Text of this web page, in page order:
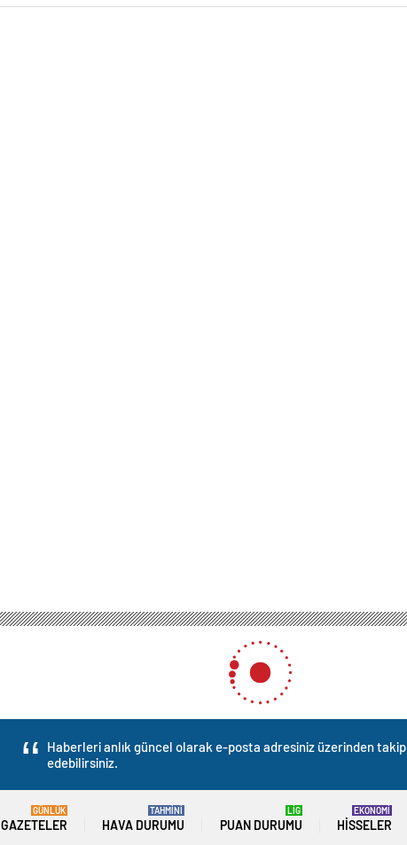
Haberleri anlık güncel olarak e-posta adresiniz üzerinden takip
edebilirsiniz.
GAZETELER
GÜNLÜK
HAVA DURUMU
TAHMİNİ
PUAN DURUMU
LİG
HISSELER
EKONOMİ